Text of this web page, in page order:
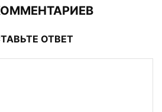
ОТВЕТ